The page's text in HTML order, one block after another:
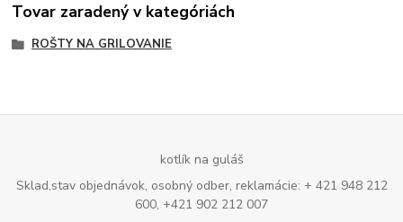
Tovar zaradený v kategóriách
ROŠTY NA GRILOVANIE
kotlík na guláš
Sklad,stav objednávok, osobný odber, reklamácie: + 421 948 212
600, +421 902 212 007